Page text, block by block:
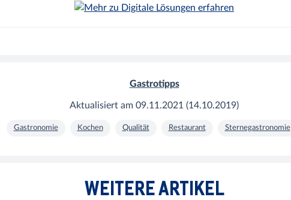
Gastrotipps
Aktualisiert am 09.11.2021 (14.10.2019)
Gastronomie Kochen Qualität Restaurant Sternegastronomie
WEITERE ARTIKEL